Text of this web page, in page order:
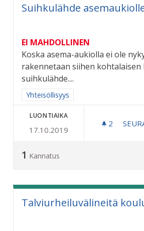
Suihkulähde
EI MAHDOLLINEN
Koska asema-aukiolla ei ole
rakennetaan siihen kohtalaisen
suihkulähde....
Rajaa tulokset aihepiirin mukaan:
Yhteisöllisyys
LUONTIAIKA
17.10.2019
2 2
1 Kannatus
Talviurheiluvälineitä